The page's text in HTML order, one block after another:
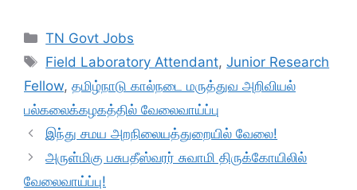
c
e
b
o
o
k
at
s
A
p
p
e
gr
a
m
e
Categories
TN Govt Jobs
Tags
Field Laboratory Attendant,Junior Research
Fellow, தமிழ்நாடு கால்நடை மருத்துவ அறிவியல்
பல்கலைக்கழகத்தில் வேலைவாய்ப்பு
இந்து சமய அறநிலையத்துறையில் வேலை!
அருள்மிகு பசுபதீஸ்வரர் சுவாமி திருக்கோயிலில்
வேலைவாய்ப்பு!